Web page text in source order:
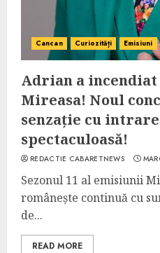
Cancan Curiozități Emisiuni
Adrian a
Mireasa! Noul
senzație cu
spectaculoasă!
REDACTIE CABARETNEWS
Sezonul 11 al emisiunii
românește continuă cu
de...
READ MORE